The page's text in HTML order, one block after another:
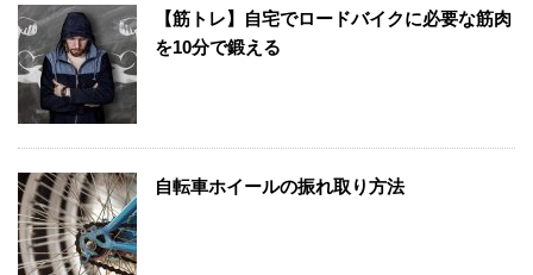
【筋トレ】自宅でロードバイクに必要な筋肉
を10分で鍛える
自転車ホイールの振れ取り方法